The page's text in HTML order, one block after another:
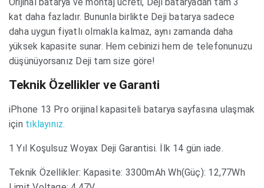
kat daha fazladır. Bununla birlikte Deji batarya sadece
daha uygun fiyatlı olmakla kalmaz, aynı zamanda daha
yüksek kapasite sunar. Hem cebinizi hem de telefonunuzu
düşünüyorsanız Deji tam size göre!
Teknik Özellikler ve Garanti
iPhone 13 Pro orijinal kapasiteli batarya sayfasına ulaşmak
için tıklayınız.
1 Yıl Koşulsuz Woyax Deji Garantisi. İlk 14 gün iade.
Teknik Özellikler: Kapasite: 3300mAh Wh(Güç): 12,77Wh